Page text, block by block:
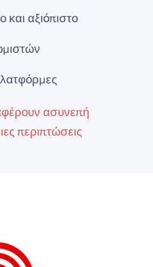
αξιόπιστο
ασυνεπή
περιπτώσεις